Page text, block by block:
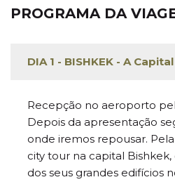
tempo para descansar, e vai
que ter alguma paciência.
PROGRAMA DA
DIA 1 - BISHKEK - A Capital
Recepção no aeroporto
Depois da apresentação
onde iremos repousar.
city tour na capital
dos seus grandes edifícios